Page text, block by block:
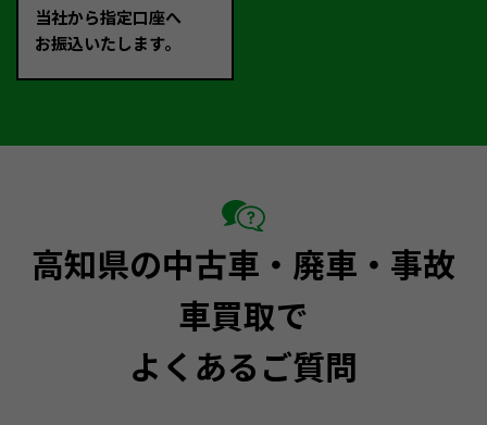
当社から指定口座へ
お振込いたします。
高知県の中古車・廃車・事故
車買取で
よくあるご質問